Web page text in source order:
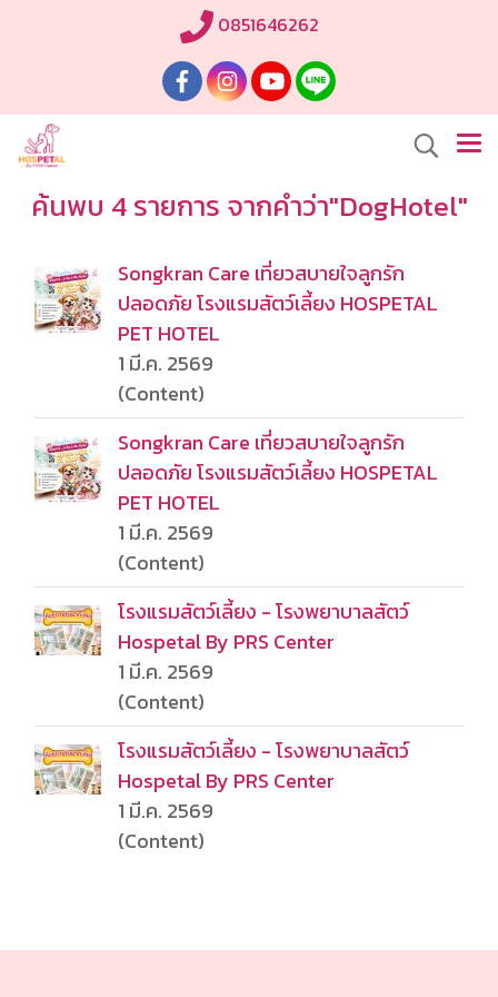
0851646262
ค้นพบ 4 รายการ จากคำว่า"DogHotel"
Songkran Care เที่ยวสบายใจลูกรัก
ปลอดภัย โรงแรมสัตว์เลี้ยง HOSPETAL
PET HOTEL
1 มี.ค. 2569
(Content)
Songkran Care เที่ยวสบายใจลูกรัก
ปลอดภัย โรงแรมสัตว์เลี้ยง HOSPETAL
PET HOTEL
1 มี.ค. 2569
(Content)
โรงแรมสัตว์เลี้ยง - โรงพยาบาลสัตว์
Hospetal By PRS Center
1 มี.ค. 2569
(Content)
โรงแรมสัตว์เลี้ยง - โรงพยาบาลสัตว์
Hospetal By PRS Center
1 มี.ค. 2569
(Content)